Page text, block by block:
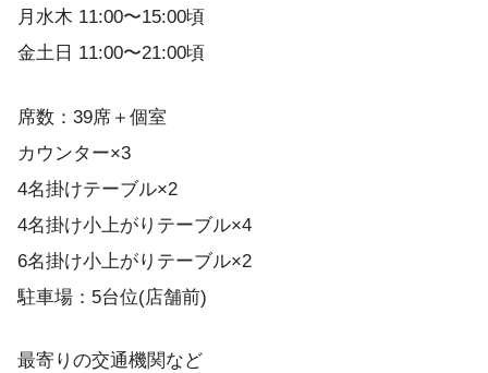
月水木 11:00〜15:00頃
金土日 11:00〜21:00頃
席数：39席＋個室
カウンター×3
4名掛けテーブル×2
4名掛け小上がりテーブル×4
6名掛け小上がりテーブル×2
駐車場：5台位(店舗前)
最寄りの交通機関など